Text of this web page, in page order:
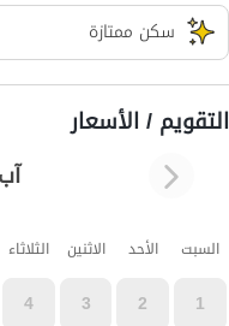
سکن ممتازة
التقويم / الأسعار
آب
السبت الأحد الاثنين الثلاثاء
1
2
3
4